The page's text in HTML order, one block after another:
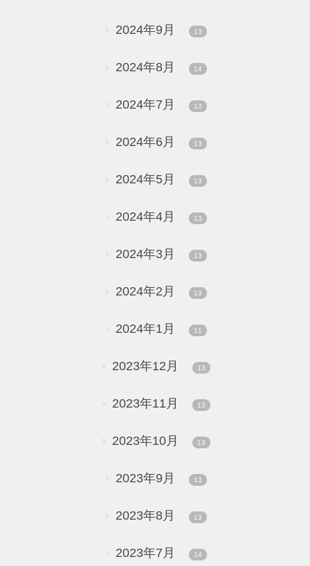
2024年9月 13
2024年8月 14
2024年7月 13
2024年6月 13
2024年5月 13
2024年4月 13
2024年3月 13
2024年2月 13
2024年1月 11
2023年12月 13
2023年11月 13
2023年10月 13
2023年9月 13
2023年8月 13
2023年7月 14